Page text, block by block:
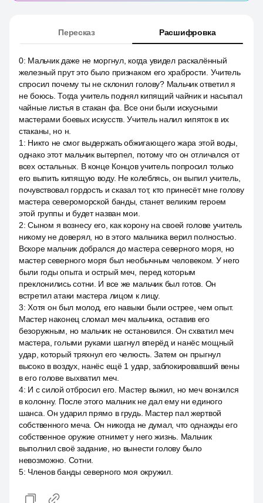
Пересказ Расшифровка
0: Мальчик даже не моргнул, когда увидел раскалённый
железный прут это было признаком его храбрости. Учитель
спросил почему ты не склонил голову? Мальчик ответил я
не боюсь. Тогда учитель поднял кипящий чайник и насыпал
чайные листья в стакан фа. Все они были искусными
мастерами боевых искусств. Учитель налил кипяток в их
стаканы, но н.
1 : Никто не смог выдержать обжигающего жара этой воды,
однако этот мальчик вытерпел, потому что он отличался от
всех остальных. В конце Концов учитель попросил только
его выпить кипящую воду. Не колеблясь, он выпил учитель,
почувствовал гордость и сказал тот, кто принесёт мне голову
мастера североморской банды, станет великим героем
этой группы и будет назван мои.
2:Сыном я вознесу его, как корону на своей голове учитель
никому не доверял, но в этого мальчика верил полностью.
Вскоре мальчик добрался до мастера северного моря, но
мастер северного моря был необычным человеком. У него
были годы опыта и острый меч, перед которым
преклонились сотни. И все же мальчик был готов. Он
встретил атаки мастера лицом к лицу.
3:Хотя он был молод, его навыки были острее, чем опыт.
Мастер наконец сломал меч мальчика, оставив его
безоружным, но мальчик не остановился. Он схватил меч
мастера, голыми руками шагнул вперёд и нанёс мощный
удар, который тряхнул его челюсть. Затем он прыгнул
высоко в воздух, нанёс ещё 1 удар, заблокировавший вены
в его голове выхватил меч.
4: И с силой отбросил его. Мастер выжил, но меч вонзился
в колонну. После этого мальчик не дал ему ни единого
шанса. Он ударил прямо в грудь. Мастер пал жертвой
собственного меча. Он никогда не думал, что однажды его
собственное оружие отнимет у него жизнь. Мальчик
выполнил своё задание, но вынести голову было
невозможно. Сотни.
5: Членов банды северного моя окружил.